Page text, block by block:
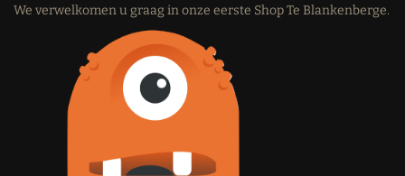
We verwelkomen u graag in onze eerste Shop Te Blankenberge.